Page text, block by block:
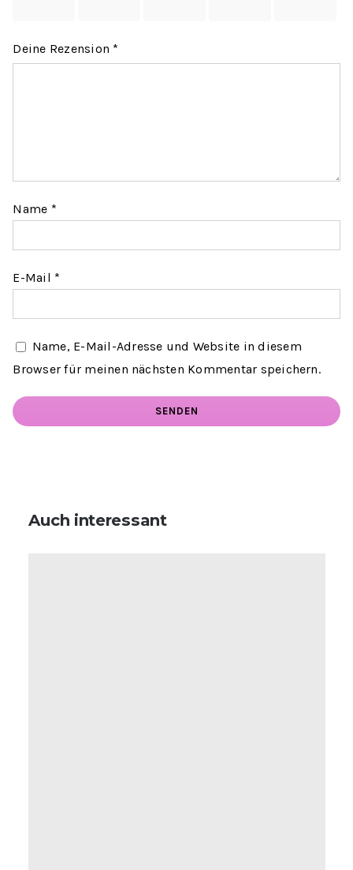
Deine Rezension *
Name *
E-Mail *
Name, E-Mail-Adresse und Website in diesem
Browser für meinen nächsten Kommentar speichern.
Auch interessant